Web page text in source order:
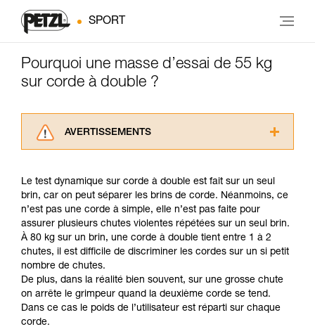
SPORT
Pourquoi une masse d’essai de 55 kg
sur corde à double ?
AVERTISSEMENTS
consulter. Vous devez avoir compris les
informations de la notice technique pour
pouvoir comprendre ce complément
d’informations.
Maîtriser ces techniques nécessite une
formation et un entraînement spécifique. Validez
avec un professionnel votre capacité à refaire
la manipulation, seul, en toute sécurité, avant
de la reproduire en autonomie.
Nous donnons des exemples de techniques
Le test dynamique sur corde à double est fait sur un seul
brin, car on peut séparer les brins de corde. Néanmoins, ce
n’est pas une corde à simple, elle n’est pas faite pour
assurer plusieurs chutes violentes répétées sur un seul brin.
À 80 kg sur un brin, une corde à double tient entre 1 à 2
chutes, il est difficile de discriminer les cordes sur un si petit
nombre de chutes.
De plus, dans la réalité bien souvent, sur une grosse chute
on arrête le grimpeur quand la deuxième corde se tend.
Dans ce cas le poids de l’utilisateur est réparti sur chaque
corde.